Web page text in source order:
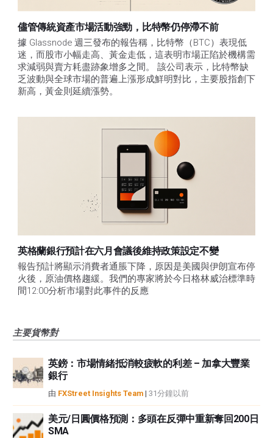
儘管傳統資產市場活動強勁，比特幣仍停滯不前
據 Glassnode 週三發布的報告稱，比特幣（BTC）表現低
迷，而股市小幅走高、黃金走低，這表明市場正陷於機構需
求減弱與賣方耗盡跡象增多之間。 該公司表示，比特幣缺
乏波動與全球市場的普遍上漲形成鮮明對比，主要股指創下
新高，黃金則延續漲勢。
英格蘭銀行預計在六月會議後維持政策設定不變
報告預計將顯示消費者通脹下降，原因是美國與伊朗宣布停
火後，原油價格趨緩。我們的專家將於今日格林威治標準時
間12:00分析市場對此事件的反應
主要貨幣對
英鎊：市場情緒抵消較疲軟的利差 – 加拿大豐業
銀行
由 FXStreet Insights Team | 31分鐘以前
美元/日圓價格預測：多頭在反彈中重新奪回200日
SMA